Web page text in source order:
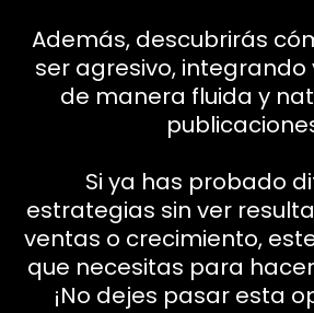
Además, descubrirás
ser agresivo, integrando
de manera fluida y
Si ya has probado
estrategias sin ver
ventas o crecimiento,
que necesitas para
¡No dejes pasar esta